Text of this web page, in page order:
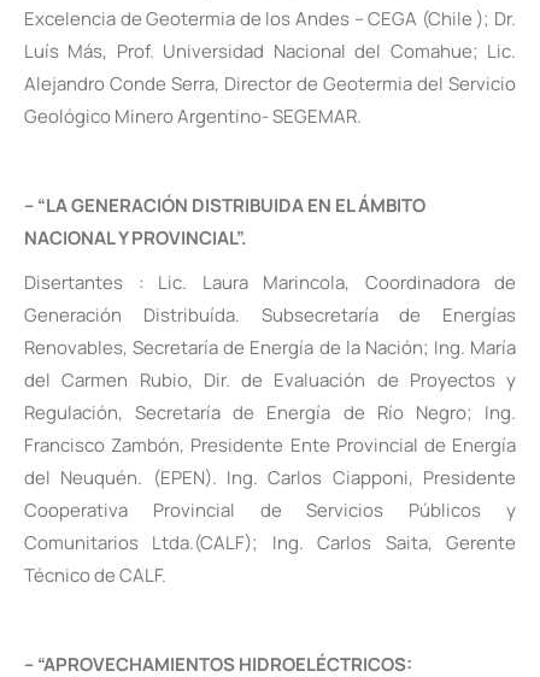
Excelencia de Geotermia de los Andes – CEGA (Chile ); Dr.
Luís Más, Prof. Universidad Nacional del Comahue; Lic.
Alejandro Conde Serra, Director de Geotermia del Servicio
Geológico Minero Argentino- SEGEMAR.
– “LA GENERACIÓN DISTRIBUIDA EN EL ÁMBITO
NACIONAL Y PROVINCIAL”.
Disertantes : Lic. Laura Marincola, Coordinadora de
Generación Distribuída. Subsecretaría de Energías
Renovables, Secretaría de Energía de la Nación; Ing. María
del Carmen Rubio, Dir. de Evaluación de Proyectos y
Regulación, Secretaría de Energía de Río Negro; Ing.
Francisco Zambón, Presidente Ente Provincial de Energía
del Neuquén. (EPEN). Ing. Carlos Ciapponi, Presidente
Cooperativa Provincial de Servicios Públicos y
Comunitarios Ltda.(CALF); Ing. Carlos Saita, Gerente
Técnico de CALF.
– “APROVECHAMIENTOS HIDROELÉCTRICOS: